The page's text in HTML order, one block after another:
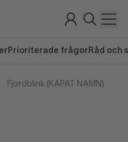
Prioriterade frågor Råd och
Fjordblink (KAPAT NAMN)